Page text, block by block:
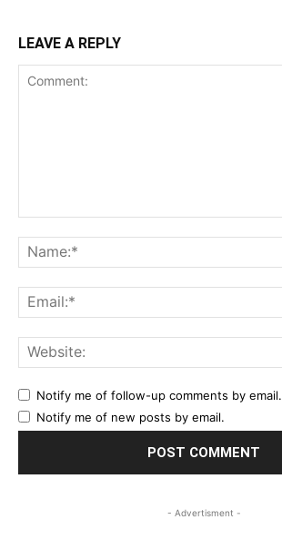
LEAVE A REPLY
Notify me of follow-up comments by email.
Notify me of new posts by email.
- Advertisment -